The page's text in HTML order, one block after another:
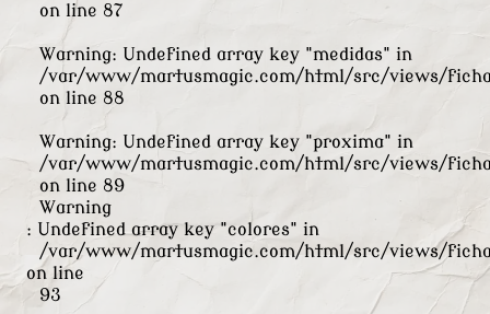
on line 87
Warning: Undefined array key "medidas" in
/var/www/martusmagic.com/html/src/views/
on line 88
Warning: Undefined array key "proxima" in
/var/www/martusmagic.com/html/src/views/
on line 89
Warning
: Undefined array key "colores" in
/var/www/martusmagic.com/html/src/views/
on line
93